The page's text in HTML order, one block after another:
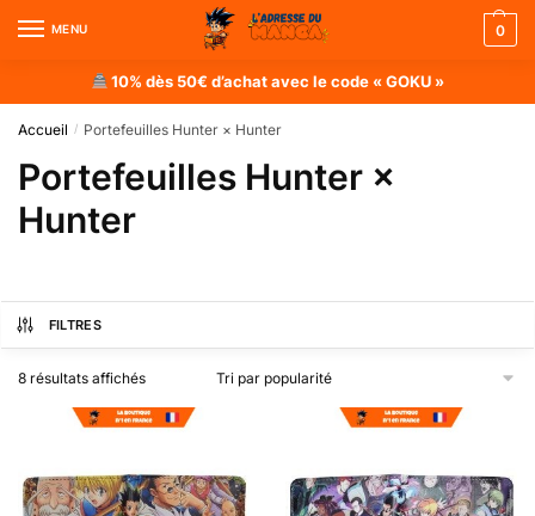
MENU 0
10% dès 50€ d’achat avec le code « GOKU »
Accueil / Portefeuilles Hunter × Hunter
Portefeuilles Hunter ×
Hunter
FILTRES
8 résultats affichés